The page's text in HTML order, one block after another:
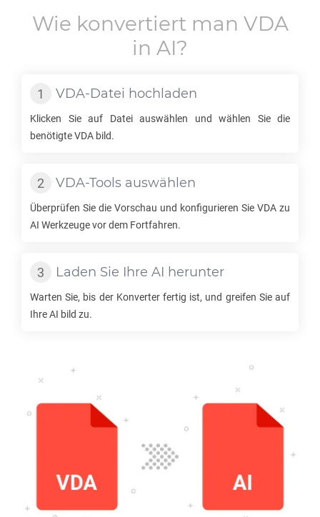
Wie konvertiert man VDA
in AI?
VDA-Datei hochladen
Klicken Sie auf Datei auswählen und wählen Sie die
benötigteVDA bild.
VDA-Tools auswählen
Überprüfen Sie die Vorschau und konfigurieren Sie VDA zu
AI Werkzeuge vor dem Fortfahren.
Laden Sie Ihre AI herunter
Warten Sie, bis der Konverter fertig ist, und greifen Sie auf
IhreAI bild zu.